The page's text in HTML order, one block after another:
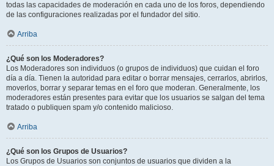
todas las capacidades de moderación en cada uno de los foros, dependiendo
de las configuraciones realizadas por el fundador del sitio.
Arriba
¿Qué son los Moderadores?
Los Moderadores son individuos (o grupos de individuos) que cuidan el foro
día a día. Tienen la autoridad para editar o borrar mensajes, cerrarlos, abrirlos,
moverlos, borrar y separar temas en el foro que moderan. Generalmente, los
moderadores están presentes para evitar que los usuarios se salgan del tema
tratado o publiquen spam y/o contenido malicioso.
Arriba
¿Qué son los Grupos de Usuarios?
Los Grupos de Usuarios son conjuntos de usuarios que dividen a la